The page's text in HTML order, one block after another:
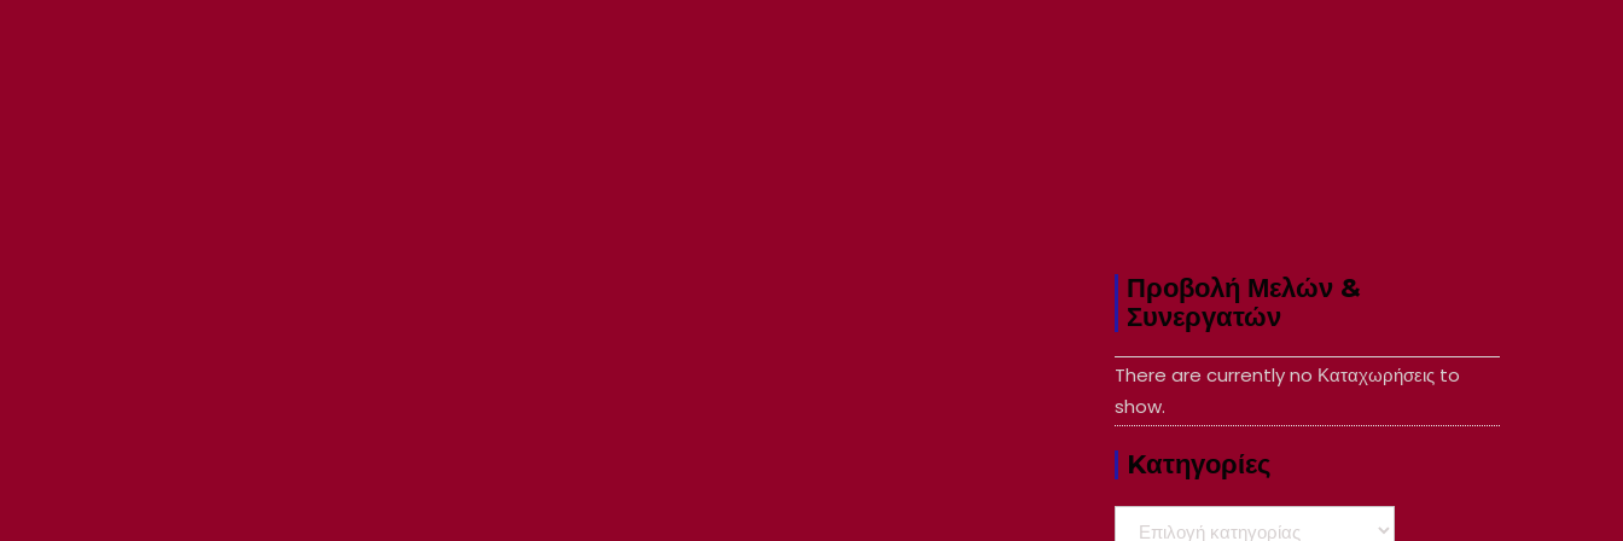
Προβολή Μελών &
Συνεργατών
There are currently no Καταχωρήσεις to
show.
Kατηγορίες
Kατηγορίες